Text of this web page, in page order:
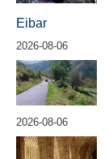
Eibar
2026-08-06
2026-08-06